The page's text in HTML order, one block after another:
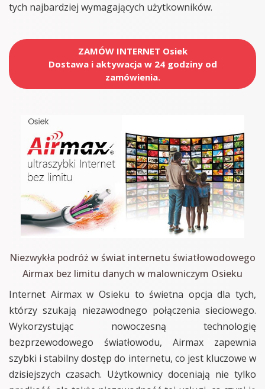
tych najbardziej wymagających użytkowników.
ZAMÓW INTERNET Osiek
Dostawa i aktywacja w 24 godziny od
zamówienia.
Niezwykła podróż w świat internetu światłowodowego
Airmax bez limitu danych w malowniczym Osieku
Internet Airmax w Osieku to świetna opcja dla tych,
którzy szukają niezawodnego połączenia sieciowego.
Wykorzystując nowoczesną technologię
bezprzewodowego światłowodu, Airmax zapewnia
szybki i stabilny dostęp do internetu, co jest kluczowe w
dzisiejszych czasach. Użytkownicy doceniają nie tylko